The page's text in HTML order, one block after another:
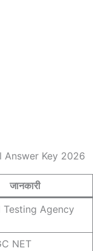
Answer Key 2026
जानकारी
Testing Agency
NET